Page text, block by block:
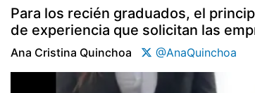
Para los recién graduados, el
de experiencia que solicitan las
Ana Cristina Quinchoa @AnaQuinchoa